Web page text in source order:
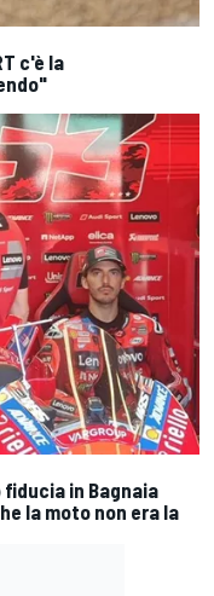
c'è la
in Bagnaia
la moto non era la